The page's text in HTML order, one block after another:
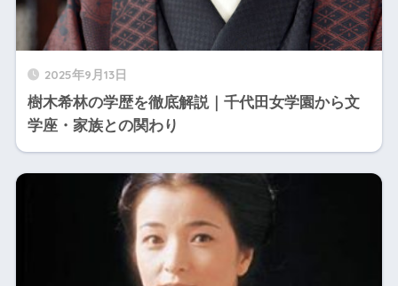
2025年9月13日
樹木希林の学歴を徹底解説｜千代田女学園から文
学座・家族との関わり